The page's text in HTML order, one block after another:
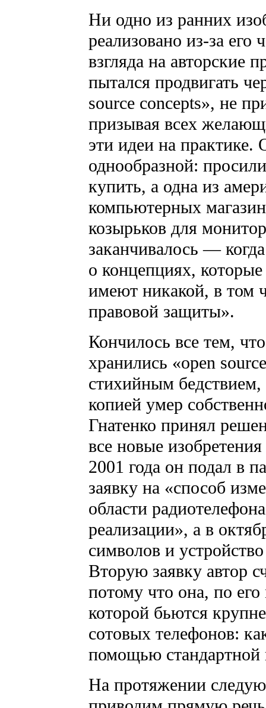
Ни одно из ранних
реализовано из-за его
взгляда на авторские
пытался продвигать
source concepts», не
призывая всех
эти идеи на практике.
однообразной:
купить, а одна из
компьютерных
козырьков для
заканчивалось —
о концепциях,
имеют никакой, в том
правовой защиты».
Кончилось все тем,
хранились «open
стихийным бедствием,
копией умер
Гнатенко принял
все новые
2001 года он подал в
заявку на «способ
области
реализации», а в
символов и
Вторую заявку автор
потому что она, по
которой бьются
сотовых телефонов:
помощью стандартной
На протяжении